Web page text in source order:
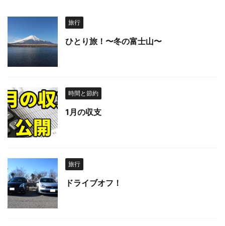
旅行
ひとり旅！〜冬の富士山〜
時間と節約
1月の収支
旅行
ドライブオフ！